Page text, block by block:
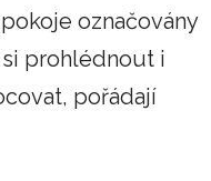
označovány
prohlédnout i
pořádají